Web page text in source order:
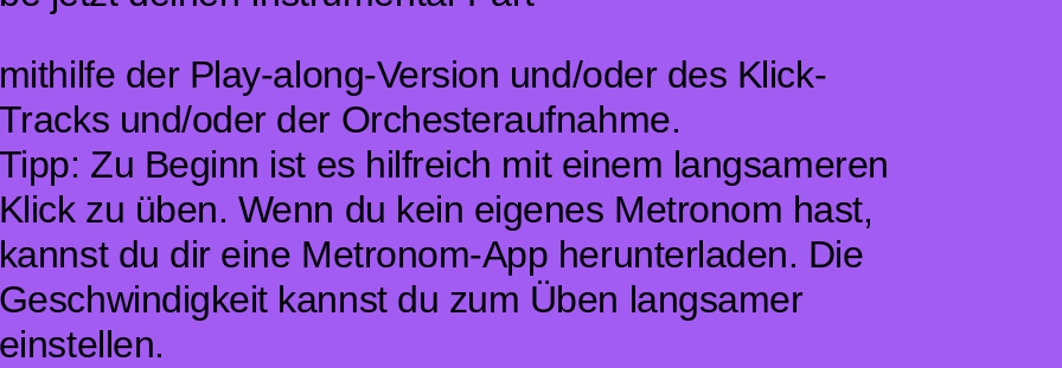
der Play-along-Version und/oder des Klick-
und/oder der Orchesteraufnahme.
Zu Beginn ist es hilfreich mit einem langsameren
zu üben. Wenn du kein eigenes Metronom hast,
du dir eine Metronom-App herunterladen. Die
kannst du zum Üben langsamer